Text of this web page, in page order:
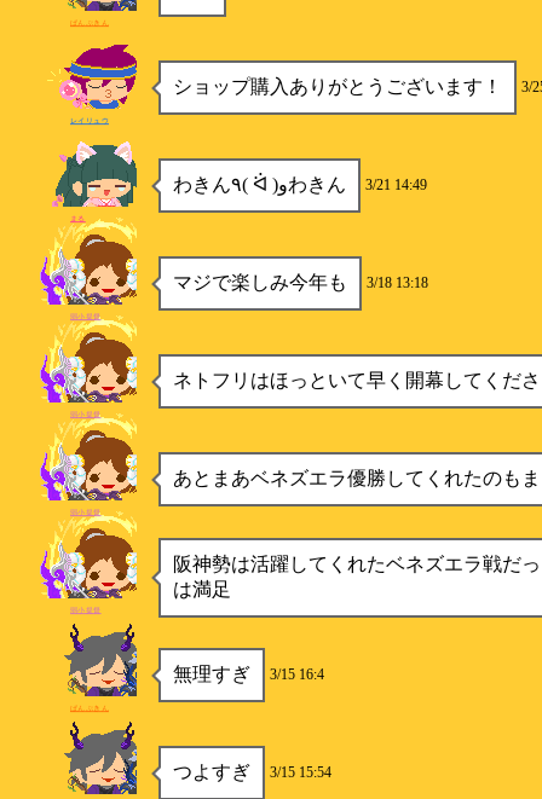
ぱんぷきん
ショップ購入ありがとうございます！ 3/
レイリュウ
わきん٩( ᐛ )وわきん 3/21 14:49
まる
マジで楽しみ今年も 3/18 13:18
弱小提督
ネトフリはほっといて早く開幕してくだ
弱小提督
あとまあベネズエラ優勝してくれたのも
弱小提督
阪神勢は活躍してくれたベネズエラ戦だ
は満足
弱小提督
無理すぎ 3/15 16:4
ぱんぷきん
つよすぎ 3/15 15:54